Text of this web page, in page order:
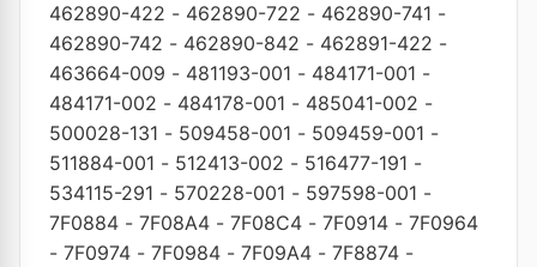
462890-422 - 462890-722 - 462890-741 -
462890-742 - 462890-842 - 462891-422 -
463664-009 - 481193-001 - 484171-001 -
484171-002 - 484178-001 - 485041-002 -
500028-131 - 509458-001 - 509459-001 -
511884-001 - 512413-002 - 516477-191 -
534115-291 - 570228-001 - 597598-001 -
7F0884 - 7F08A4 - 7F08C4 - 7F0914 - 7F0964
- 7F0974 - 7F0984 - 7F09A4 - 7F8874 -